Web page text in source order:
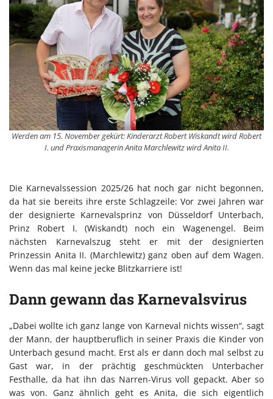
Werden am 15. November gekürt: Kinderarzt Robert Wiskandt wird Robert
I. und Praxismanagerin Anita Marchlewitz wird Anita II.
Die Karnevalssession 2025/26 hat noch gar nicht begonnen,
da hat sie bereits ihre erste Schlagzeile: Vor zwei Jahren war
der designierte Karnevalsprinz von Düsseldorf Unterbach,
Prinz Robert I. (Wiskandt) noch ein Wagenengel. Beim
nächsten Karnevalszug steht er mit der designierten
Prinzessin Anita II. (Marchlewitz) ganz oben auf dem Wagen.
Wenn das mal keine jecke Blitzkarriere ist!
Dann gewann das Karnevalsvirus
„Dabei wollte ich ganz lange von Karneval nichts wissen“, sagt
der Mann, der hauptberuflich in seiner Praxis die Kinder von
Unterbach gesund macht. Erst als er dann doch mal selbst zu
Gast war, in der prächtig geschmückten Unterbacher
Festhalle, da hat ihn das Narren-Virus voll gepackt. Aber so
was von. Ganz ähnlich geht es Anita, die sich eigentlich